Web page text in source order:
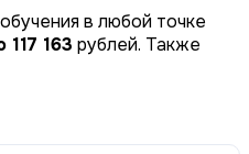
в любой точке
163 рублей. Также